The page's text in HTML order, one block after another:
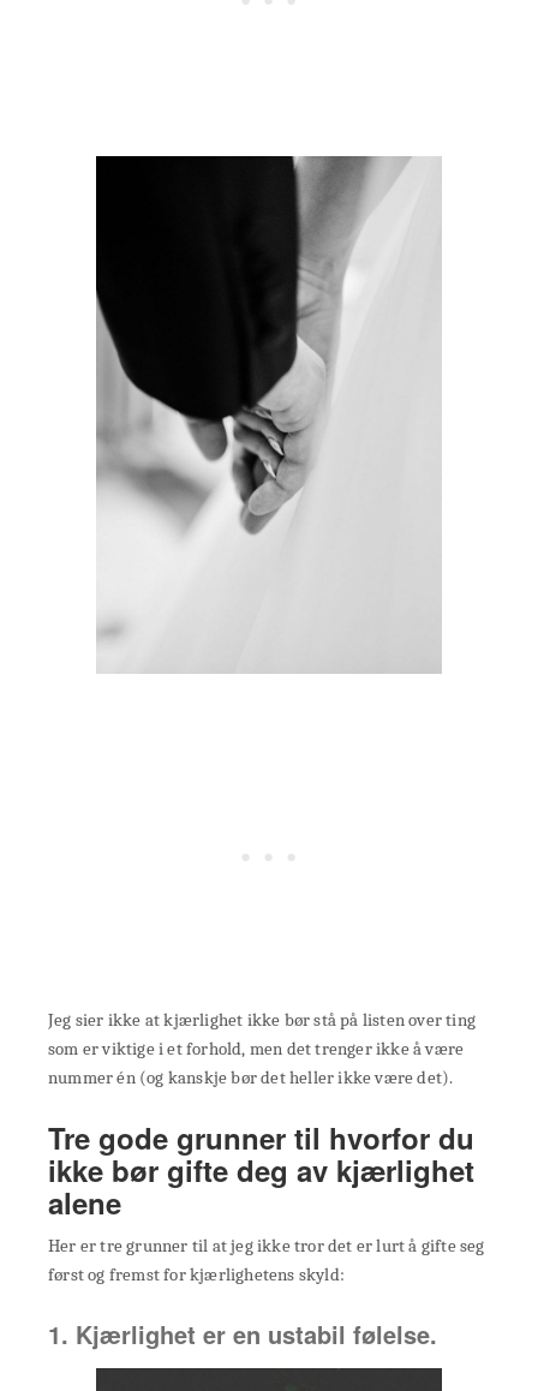
Jeg sier ikke at kjærlighet ikke bør stå på listen over ting
som er viktige i et forhold, men det trenger ikke å være
nummer én (og kanskje bør det heller ikke være det).
Tre gode grunner til hvorfor du
ikke bør gifte deg av kjærlighet
alene
Her er tre grunner til at jeg ikke tror det er lurt å gifte seg
først og fremst for kjærlighetens skyld:
1. Kjærlighet er en ustabil følelse.